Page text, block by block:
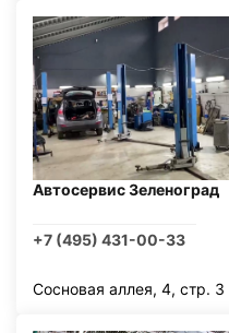
Автосервис Зеленоград
+7 (495) 431-00-33
Сосновая аллея, 4, стр. 3